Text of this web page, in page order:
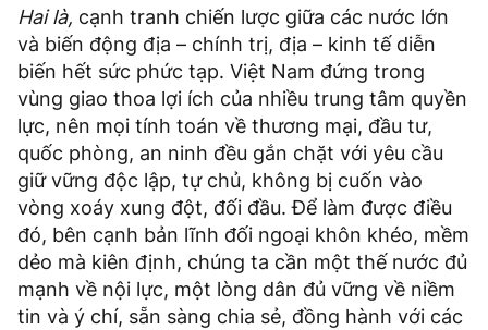
Hai là, cạnh tranh chiến lược giữa các nước lớn
và biến động địa – chính trị, địa – kinh tế diễn
biến hết sức phức tạp. Việt Nam đứng trong
vùng giao thoa lợi ích của nhiều trung tâm quyền
lực, nên mọi tính toán về thương mại, đầu tư,
quốc phòng, an ninh đều gắn chặt với yêu cầu
giữ vững độc lập, tự chủ, không bị cuốn vào
vòng xoáy xung đột, đối đầu. Để làm được điều
đó, bên cạnh bản lĩnh đối ngoại khôn khéo, mềm
dẻo mà kiên định, chúng ta cần một thế nước đủ
mạnh về nội lực, một lòng dân đủ vững về niềm
tin và ý chí, sẵn sàng chia sẻ, đồng hành với các